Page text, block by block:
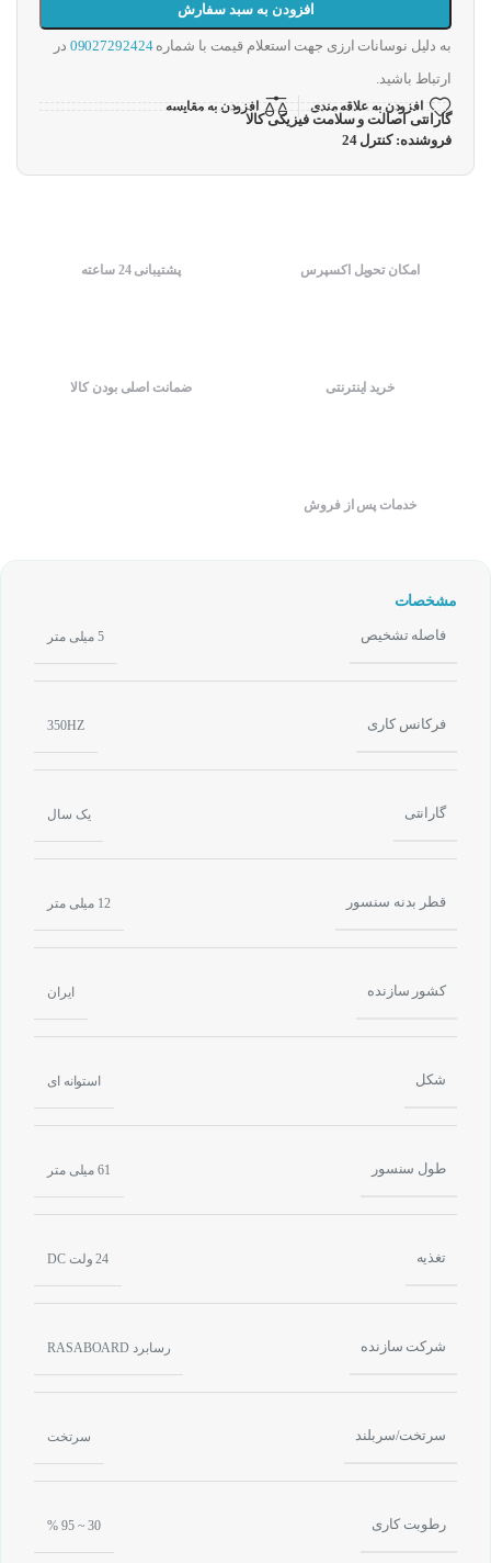
افزودن به سبد سفارش
به دلیل نوسانات ارزی جهت استعلام قیمت با شماره09027292424 در
ارتباط باشید.
افزودن به علاقه مندی افزودن به مقایسه
گارانتی اصالت و سلامت فیزیکی کالا
فروشنده: کنترل 24
امکان تحویل اکسپرس پشتیبانی 24 ساعته
خرید اینترنتی ضمانت اصلی بودن کالا
خدمات پس از فروش
مشخصات
فاصله تشخیص 5 میلی متر
فرکانس کاری 350HZ
گارانتی یک سال
قطر بدنه سنسور 12 میلی متر
کشور سازنده ایران
شکل استوانه ای
طول سنسور 61 میلی متر
تغذیه 24 ولت DC
شرکت سازنده رسابرد RASABOARD
سرتخت/سربلند سرتخت
رطوبت کاری 30 ~ 95 %